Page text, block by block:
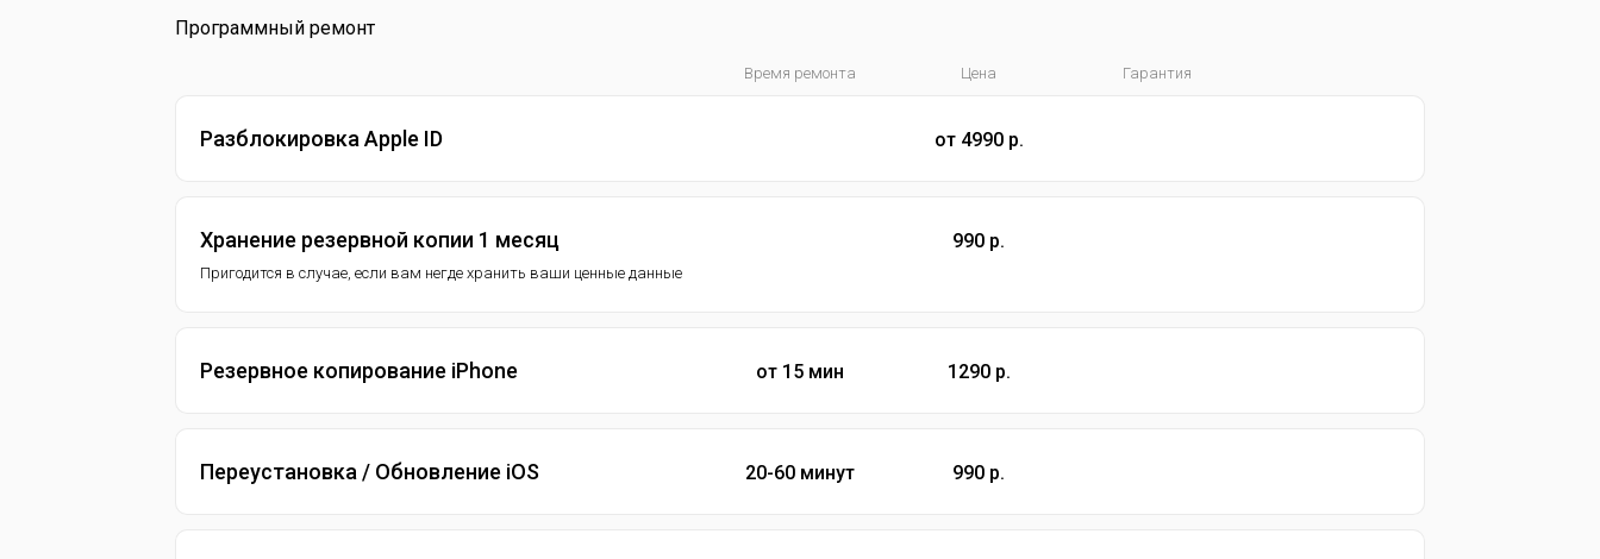
Программный ремонт
Время ремонта Цена Гарантия
Разблокировка Apple ID от 4990 р.
Хранение резервной копии 1 месяц
Пригодится в случае, если вам негде хранить ваши ценные данные
990 р.
Резервное копирование iPhone от 15 мин 1290 р.
Переустановка / Обновление iOS 20-60 минут 990 р.